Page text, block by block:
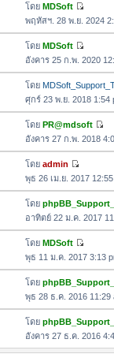
า
ม
ล่
า
สุ
อ
ค
ว
า
ม
ล่
า
สุ
โดย MDSoft
ดู
ข้
ค
ว
า
ม
ล่
า
สุ
พฤหัสฯ. 28 พ.ย. 2024
โดย MDSoft
ดู
ข้
อ
ค
ว
า
ม
ล่
สุ
อังคาร 25 ก.พ. 2020
โดย
ศุกร์ 23 พ.ย. 2018 1:54
โดย PR@mdsoft
ดู
ข้
ค
ว
า
ม
ล่
สุ
อังคาร 27 ก.พ. 2018
โดย admin
ดู
ข้
อ
ค
ว
า
ม
ล่
า
สุ
พุธ 26 เม.ย. 2017
โดย
อาทิตย์ 22 ม.ค. 2017
โดย MDSoft
ดู
ข้
อ
ค
ว
า
ม
พุธ 11 ม.ค. 2017 3:13
โดย
พุธ 28 ธ.ค. 2016 11:29
โดย
อังคาร 27 ธ.ค. 2016